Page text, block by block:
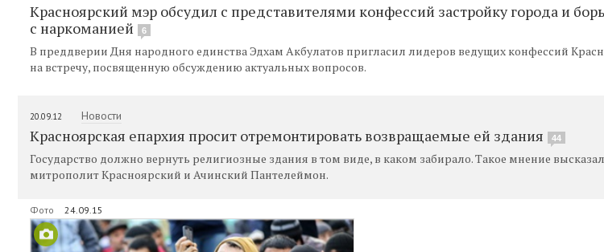
Красноярский мэр обсудил с представителями конфессий застройку города и
с наркоманией
6
В преддверии Дня народного единства Эдхам Акбулатов пригласил лидеров ведущих конфессий
на встречу, посвященную обсуждению актуальных вопросов.
20.09.12 Новости
Красноярская епархия просит отремонтировать возвращаемые ей здания 44
Государство должно вернуть религиозные здания в том виде, в каком забирало. Такое мнение
митрополит Красноярский и Ачинский Пантелеймон.
Фото 24.09.15